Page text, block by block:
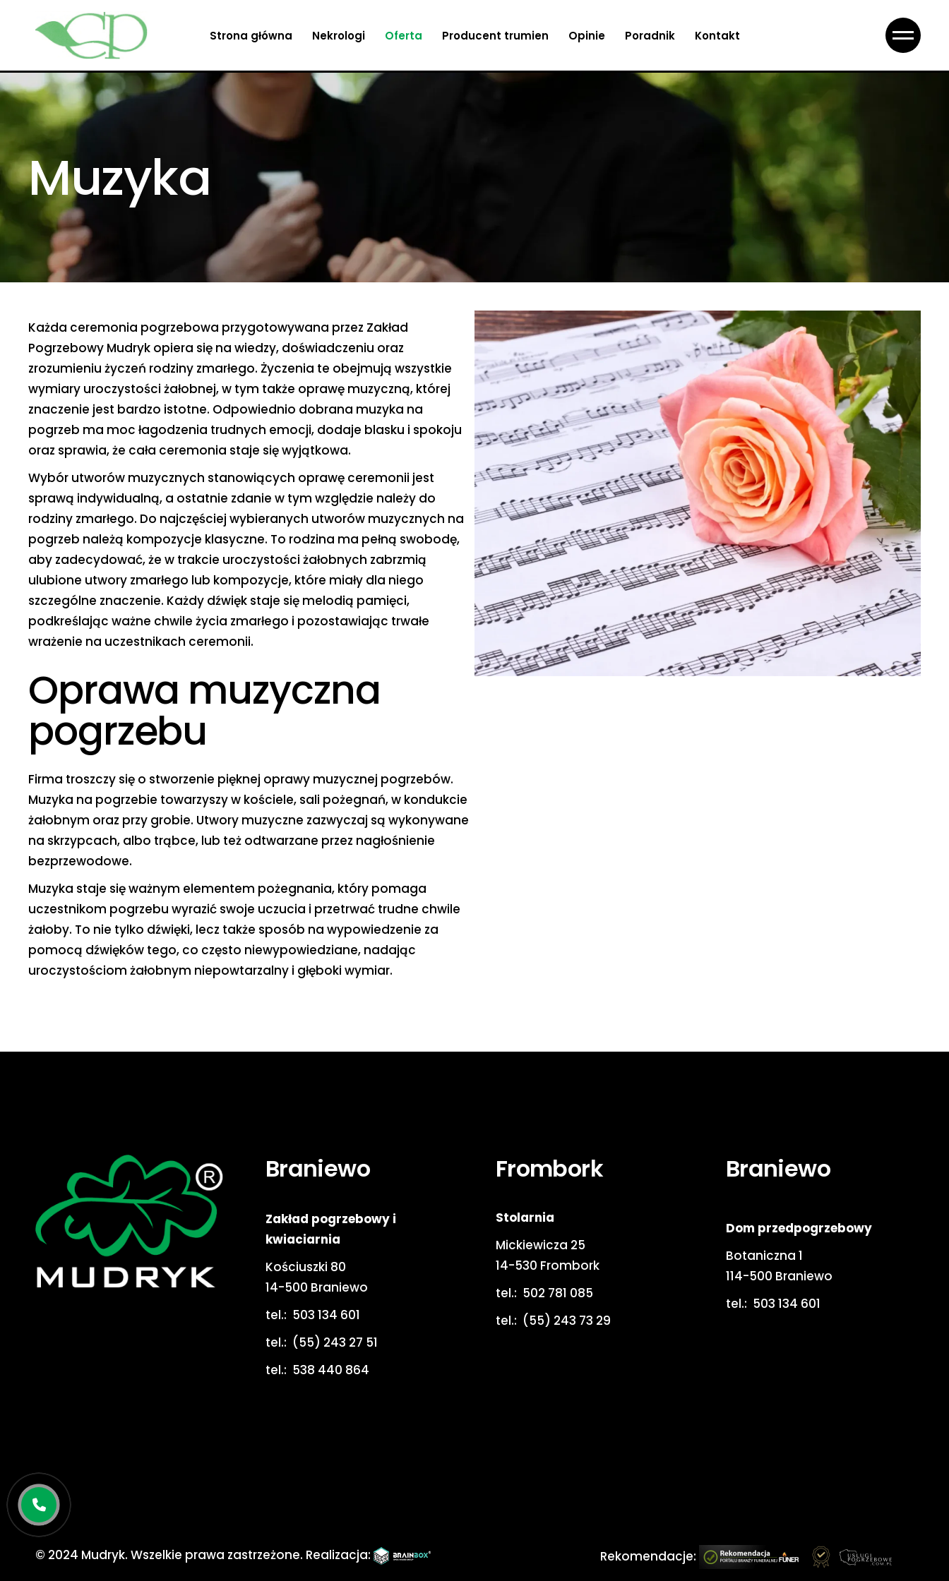
Strona główna Nekrologi Oferta
Kwiaty na pogrzeb
Muzyka
Producent trumien Opinie Poradnik Kontakt
Pogrzeby z trumną
Ekshumacje
Muzyka
Każda ceremonia pogrzebowa przygotowywana przez Zakład
Pogrzebowy Mudryk opiera się na wiedzy, doświadczeniu oraz
zrozumieniu życzeń rodziny zmarłego. Życzenia te obejmują wszystkie
wymiary uroczystości żałobnej, w tym także oprawę muzyczną, której
znaczenie jest bardzo istotne. Odpowiednio dobrana muzyka na
pogrzeb ma moc łagodzenia trudnych emocji, dodaje blasku i spokoju
oraz sprawia, że cała ceremonia staje się wyjątkowa.
Wybór utworów muzycznych stanowiących oprawę ceremonii jest
sprawą indywidualną, a ostatnie zdanie w tym względzie należy do
rodziny zmarłego. Do najczęściej wybieranych utworów muzycznych na
pogrzeb należą kompozycje klasyczne. To rodzina ma pełną swobodę,
aby zadecydować, że w trakcie uroczystości żałobnych zabrzmią
ulubione utwory zmarłego lub kompozycje, które miały dla niego
szczególne znaczenie. Każdy dźwięk staje się melodią pamięci,
podkreślając ważne chwile życia zmarłego i pozostawiając trwałe
wrażenie na uczestnikach ceremonii.
Oprawa muzyczna
pogrzebu
Firma troszczy się o stworzenie pięknej oprawy muzycznej pogrzebów.
Muzyka na pogrzebie towarzyszy w kościele, sali pożegnań, w kondukcie
żałobnym oraz przy grobie. Utwory muzyczne zazwyczaj są wykonywane
na skrzypcach, albo trąbce, lub też odtwarzane przez nagłośnienie
bezprzewodowe.
Muzyka staje się ważnym elementem pożegnania, który pomaga
uczestnikom pogrzebu wyrazić swoje uczucia i przetrwać trudne chwile
żałoby. To nie tylko dźwięki, lecz także sposób na wypowiedzenie za
pomocą dźwięków tego, co często niewypowiedziane, nadając
uroczystościom żałobnym niepowtarzalny i głęboki wymiar.
Braniewo
Zakład pogrzebowy i
kwiaciarnia
Kościuszki 80
14-500 Braniewo
tel.: 503 134 601
tel.: (55) 243 27 51
tel.: 538 440 864
Frombork
Stolarnia
Mickiewicza 25
14-530 Frombork
tel.: 502 781 085
tel.: (55) 243 73 29
Braniewo
Dom przedpogrzebowy
Botaniczna 1
114-500 Braniewo
tel.: 503 134 601
© 2024 Mudryk. Wszelkie prawa zastrzeżone. Realizacja: Rekomendacje: